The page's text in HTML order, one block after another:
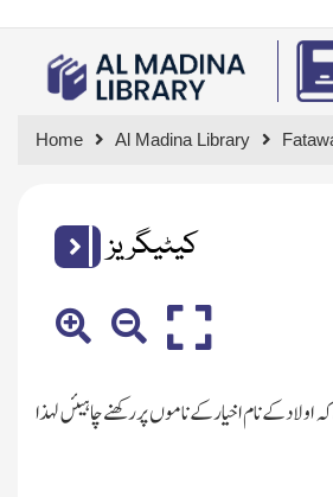
Home Al Madina Library
کیٹیگریز
کے نام اخیار کے ناموں پر رکھنے چاہیئں لہذا